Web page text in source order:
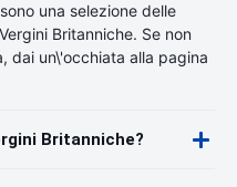
una selezione delle
Britanniche. Se non
dai un\'occhiata alla pagina
Britanniche?